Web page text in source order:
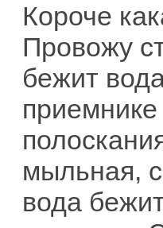
Короче
Провожу
бежит
мыльная,
вода